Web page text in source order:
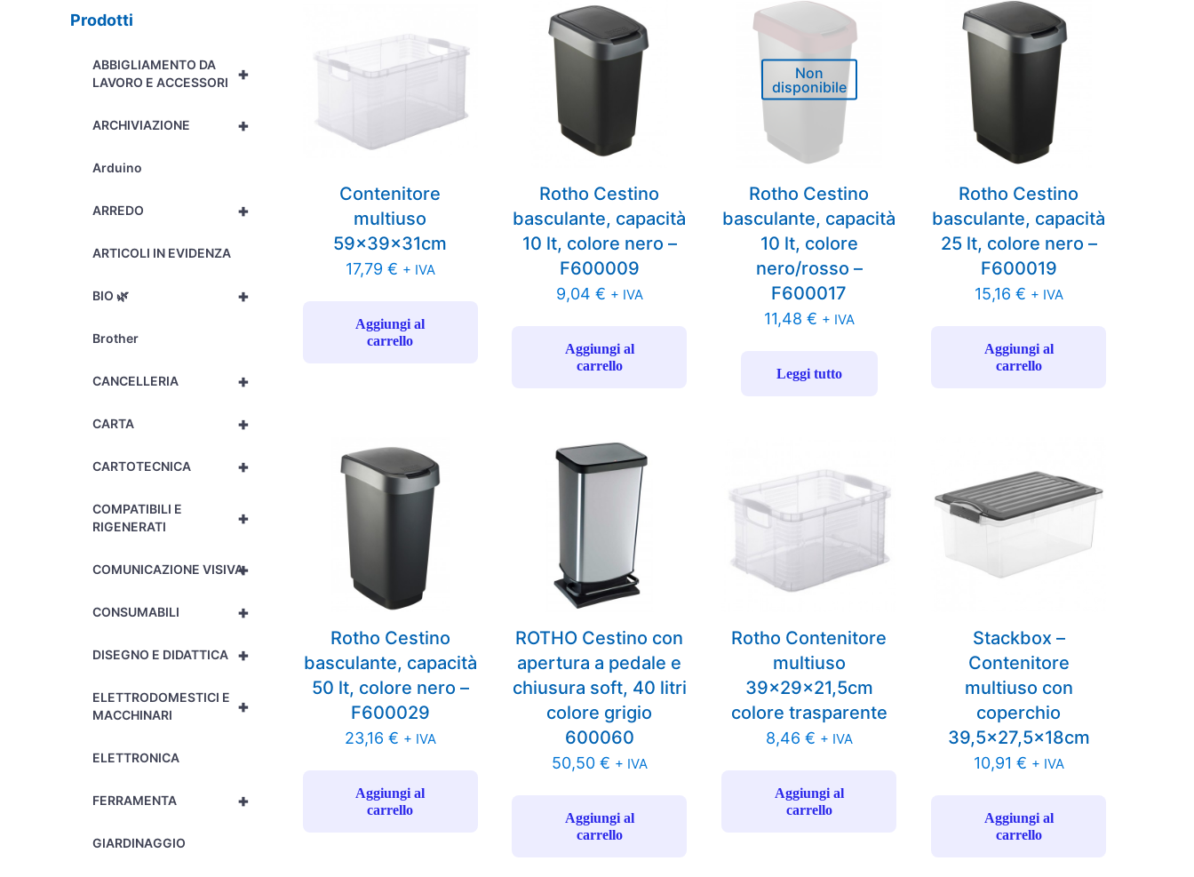
Prodotti
+
ABBIGLIAMENTO DA
LAVORO E ACCESSORI
+
ARCHIVIAZIONE
Arduino
+
ARREDO
ARTICOLI IN EVIDENZA
+
BIO 🌿
Brother
+
CANCELLERIA
+
CARTA
+
CARTOTECNICA
+
COMPATIBILI E
RIGENERATI
+
COMUNICAZIONE VISIVA
+
CONSUMABILI
+
DISEGNO E DIDATTICA
+
ELETTRODOMESTICI E
MACCHINARI
ELETTRONICA
+
FERRAMENTA
GIARDINAGGIO
Contenitore
multiuso
59x39x31cm
17,79 € + IVA
Aggiungi al
carrello
Rotho Cestino
basculante, capacità
10 lt, colore nero –
F600009
9,04 € + IVA
Aggiungi al
carrello
Non
disponibile
Rotho Cestino
basculante, capacità
10 lt, colore
nero/rosso –
F600017
11,48 € + IVA
Leggi tutto
Rotho Cestino
basculante, capacità
25 lt, colore nero –
F600019
15,16 € + IVA
Aggiungi al
carrello
Rotho Cestino
basculante, capacità
50 lt, colore nero –
F600029
23,16 € + IVA
Aggiungi al
carrello
ROTHO Cestino con
apertura a pedale e
chiusura soft, 40 litri
colore grigio
600060
50,50 € + IVA
Aggiungi al
carrello
Rotho Contenitore
multiuso
39x29x21,5cm
colore trasparente
8,46 € + IVA
Aggiungi al
carrello
Stackbox –
Contenitore
multiuso con
coperchio
39,5×27,5x18cm
10,91 € + IVA
Aggiungi al
carrello